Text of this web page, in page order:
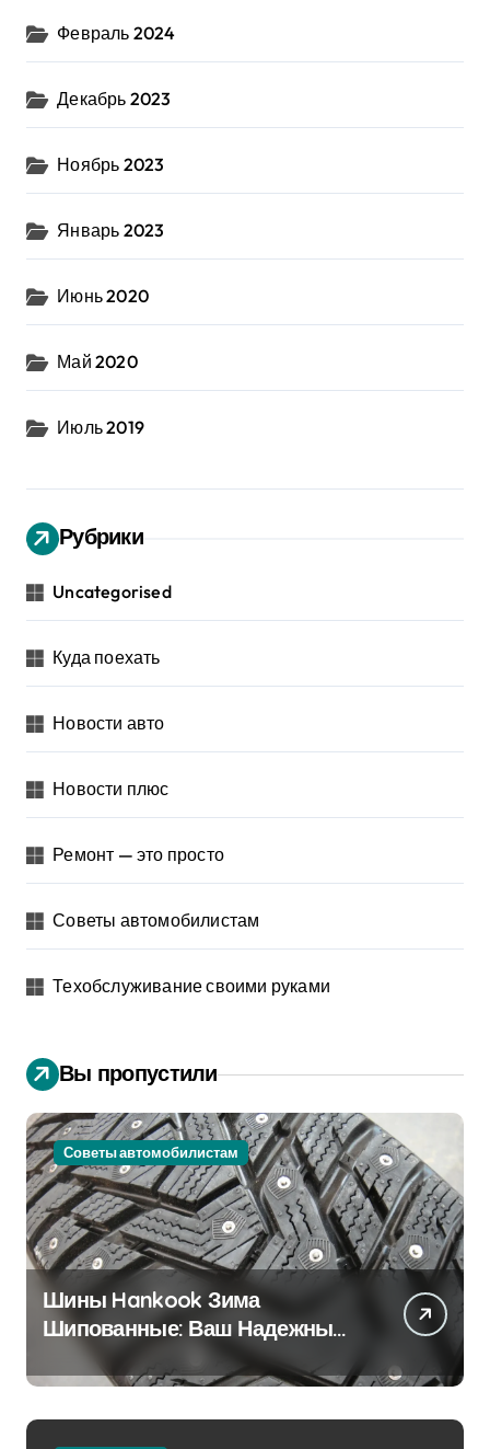
Февраль 2024
Декабрь 2023
Ноябрь 2023
Январь 2023
Июнь 2020
Май 2020
Июль 2019
Рубрики
Uncategorised
Куда поехать
Новости авто
Новости плюс
Ремонт — это просто
Советы автомобилистам
Техобслуживание своими руками
Вы пропустили
Советы автомобилистам
Шины Hankook Зима
Шипованные: Ваш Надежный
Партнёр на Снежных Дорогах